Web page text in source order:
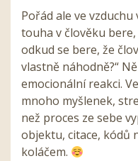
Pořád ale ve
touha v člověku bere,
odkud se bere, že
vlastně náhodně?“
emocionální reakci.
mnoho myšlenek,
než proces ze sebe
objektu, citace, kódů
koláčem.